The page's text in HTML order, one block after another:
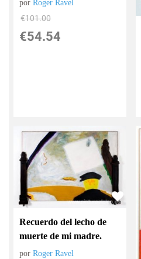
por Roger Ravel
€101.00
€54.54
Recuerdo del lecho de
muerte de mi madre.
porRoger Ravel